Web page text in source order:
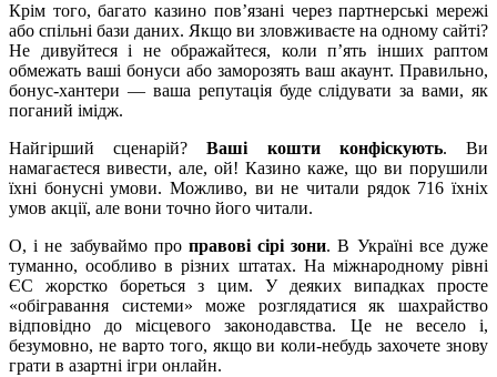
Крім того, багато казино пов’язані через партнерські мережі
або спільні бази даних. Якщо ви зловживаєте на одному сайті?
Не дивуйтеся і не ображайтеся, коли п’ять інших раптом
обмежать ваші бонуси або заморозять ваш акаунт. Правильно,
бонус-хантери — ваша репутація буде слідувати за вами, як
поганий імідж.
Найгірший сценарій?Ваші кошти конфіскують. Ви
намагаєтеся вивести, але, ой! Казино каже, що ви порушили
їхні бонусні умови. Можливо, ви не читали рядок 716 їхніх
умов акції, але вони точно його читали.
О, і не забуваймо про правові сірі зони. В Україні все дуже
туманно, особливо в різних штатах. На міжнародному рівні
ЄС жорстко бореться з цим. У деяких випадках просте
«обігравання системи» може розглядатися як шахрайство
відповідно до місцевого законодавства. Це не весело і,
безумовно, не варто того, якщо ви коли-небудь захочете знову
грати в азартні ігри онлайн.